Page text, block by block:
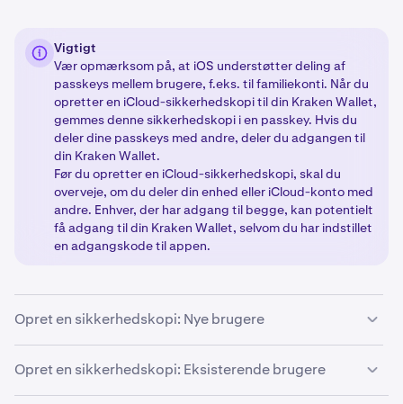
Vigtigt
Vær opmærksom på, at iOS understøtter deling af
passkeys mellem brugere, f.eks. til familiekonti. Når du
opretter en iCloud-sikkerhedskopi til din Kraken Wallet,
gemmes denne sikkerhedskopi i en passkey. Hvis du
deler dine passkeys med andre, deler du adgangen til
din Kraken Wallet.
Før du opretter en iCloud-sikkerhedskopi, skal du
overveje, om du deler din enhed eller iCloud-konto med
andre. Enhver, der har adgang til begge, kan potentielt
få adgang til din Kraken Wallet, selvom du har indstillet
en adgangskode til appen.
Opret en sikkerhedskopi: Nye brugere
Hvis du opretter en wallet for første gang med Kraken
Wallet, eller opretter en ny wallet med en ny Secret
Opret en sikkerhedskopi: Eksisterende brugere